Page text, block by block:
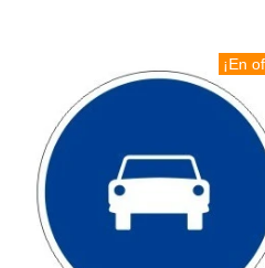
¡En